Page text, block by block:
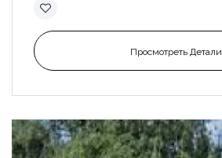
Просмотреть Детали